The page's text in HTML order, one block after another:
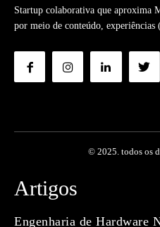
Startup colaborativa que
por meio de conteúdo,
© 2025. todos os
Artigos
Engenharia de Hardware